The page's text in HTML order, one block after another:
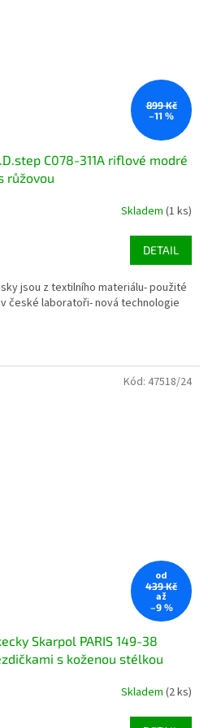
899 Kč
–11 %
C078-311A riflové modré
růžovou
Skladem (1 ks)
DETAIL
jsou z textilního materiálu- použité
české laboratoři- nová technologie
od
439 Kč
až
–9 %
Skarpol PARIS 149-38
s koženou stélkou
Skladem (2 ks)
Kód: 47518/24